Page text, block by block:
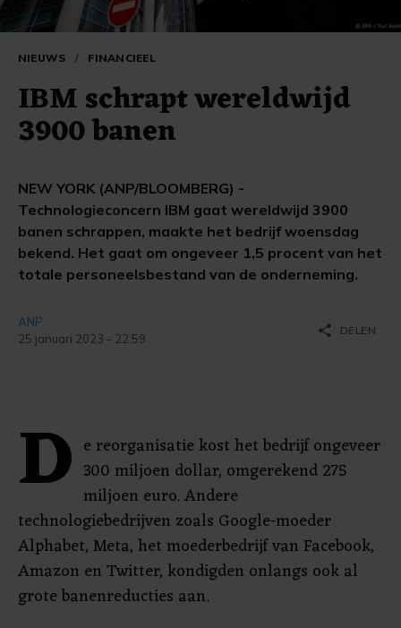
NIEUWS / FINANCIEEL
IBM schrapt wereldwijd
3900 banen
NEW YORK (ANP/BLOOMBERG) -
Technologieconcern IBM gaat wereldwijd 3900
banen schrappen, maakte het bedrijf woensdag
bekend. Het gaat om ongeveer 1,5 procent van het
totale personeelsbestand van de onderneming.
ANP
25 januari 2023 - 22:59
share DELEN
D e reorganisatie kost het bedrijf ongeveer
300 miljoen dollar, omgerekend 275
miljoen euro. Andere
technologiebedrijven zoals Google-moeder
Alphabet, Meta, het moederbedrijf van Facebook,
Amazon en Twitter, kondigden onlangs ook al
grote banenreducties aan.